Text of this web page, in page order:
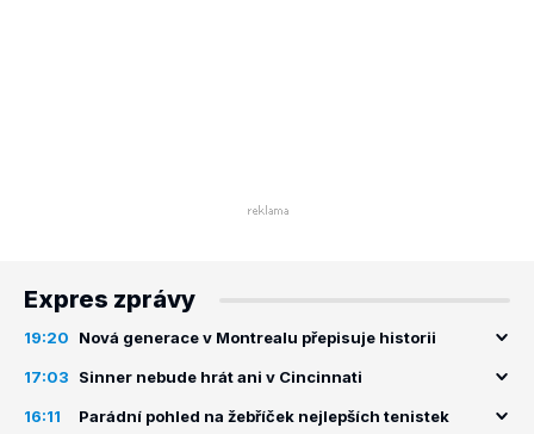
Expres zprávy
19:20 Nová generace v Montrealu přepisuje historii
17:03 Sinner nebude hrát ani v Cincinnati
16:11 Parádní pohled na žebříček nejlepších tenistek